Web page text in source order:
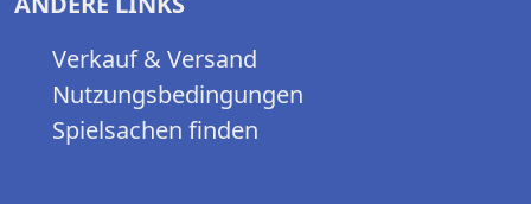
Verkauf & Versand
Nutzungsbedingungen
Spielsachen finden